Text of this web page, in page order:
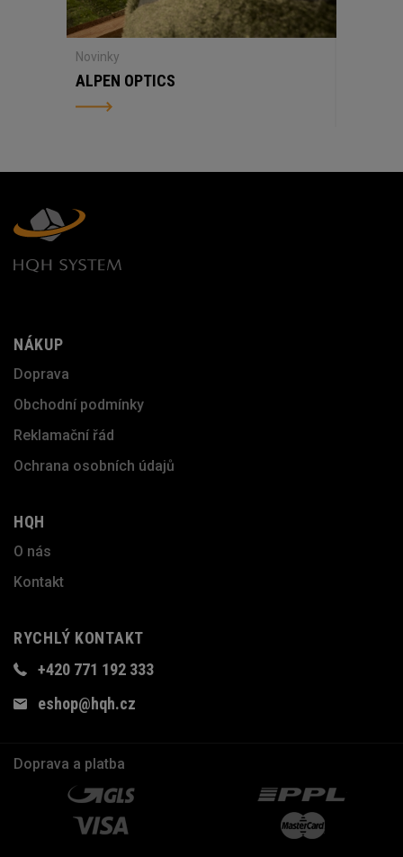
Novinky
ALPEN OPTICS
NÁKUP
Doprava
Obchodní podmínky
Reklamační řád
Ochrana osobních údajů
HQH
O nás
Kontakt
RYCHLÝ KONTAKT
+420 771 192 333
eshop@hqh.cz
Doprava a platba